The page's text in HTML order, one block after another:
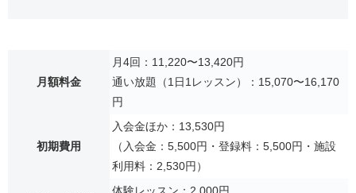
月額料金
月4回：11,220〜13,420円
通い放題（1日1レッスン）：15,070〜16,170
円
初期費用
入会金ほか：13,530円
（入会金：5,500円・登録料：5,500円・施設
利用料：2,530円）
体験レッスン：2,000円